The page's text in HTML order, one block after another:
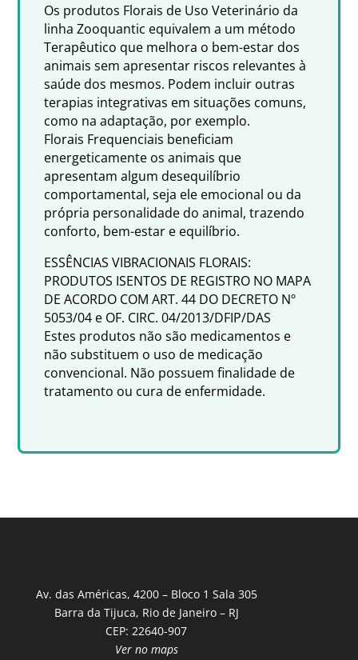
Os produtos Florais de Uso Veterinário da
linha Zooquantic equivalem a um método
Terapêutico que melhora o bem-estar dos
animais sem apresentar riscos relevantes à
saúde dos mesmos. Podem incluir outras
terapias integrativas em situações comuns,
como na adaptação, por exemplo.
Florais Frequenciais beneficiam
energeticamente os animais que
apresentam algum desequilíbrio
comportamental, seja ele emocional ou da
própria personalidade do animal, trazendo
conforto, bem-estar e equilíbrio.
ESSÊNCIAS VIBRACIONAIS FLORAIS:
PRODUTOS ISENTOS DE REGISTRO NO MAPA
DE ACORDO COM ART. 44 DO DECRETO Nº
5053/04 e OF. CIRC. 04/2013/DFIP/DAS
Estes produtos não são medicamentos e
não substituem o uso de medicação
convencional. Não possuem finalidade de
tratamento ou cura de enfermidade.
Av. das Américas, 4200 – Bloco 1 Sala 305
Barra da Tijuca, Rio de Janeiro – RJ
CEP: 22640-907
Ver no maps